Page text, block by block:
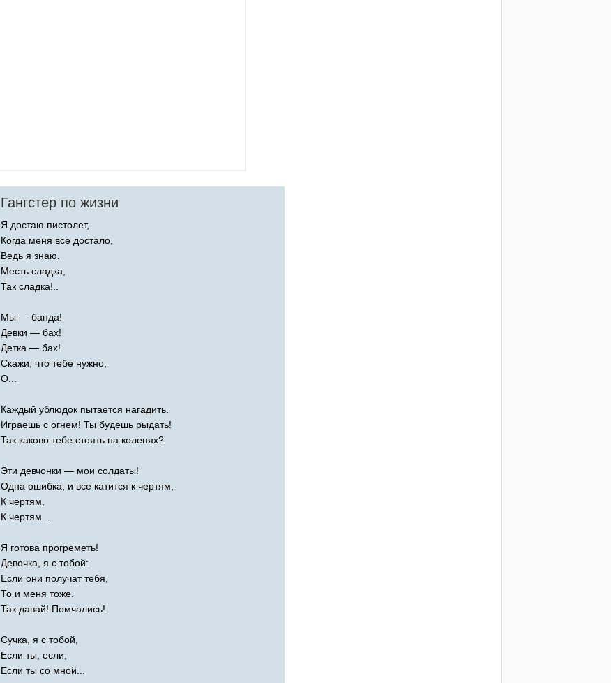
Гангстер по жизни
Я достаю пистолет,
Когда меня все достало,
Ведь я знаю,
Месть сладка,
Так сладка!..
Мы — банда!
Девки — бах!
Детка — бах!
Скажи, что тебе нужно,
О...
Каждый ублюдок пытается нагадить.
Играешь с огнем! Ты будешь рыдать!
Так каково тебе стоять на коленях?
Эти девчонки — мои солдаты!
Одна ошибка, и все катится к чертям,
К чертям,
К чертям...
Я готова прогреметь!
Девочка, я с тобой:
Если они получат тебя,
То и меня тоже.
Так давай! Помчались!
Сучка, я с тобой,
Если ты, если,
Если ты со мной...